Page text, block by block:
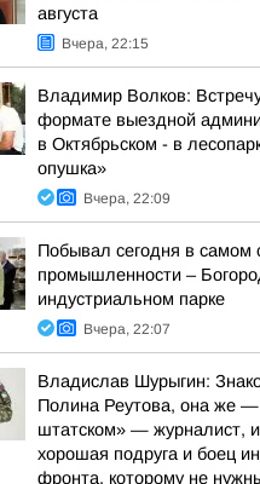
августа
Вчера, 22:15
Владимир Волков:
формате выездной
в Октябрьском - в
опушка»
Вчера, 22:09
Побывал сегодня в самом
промышленности –
индустриальном парке
Вчера, 22:07
Владислав Шурыгин:
Полина Реутова, она же —
штатском» — журналист,
хорошая подруга и боец
фронта, которому не